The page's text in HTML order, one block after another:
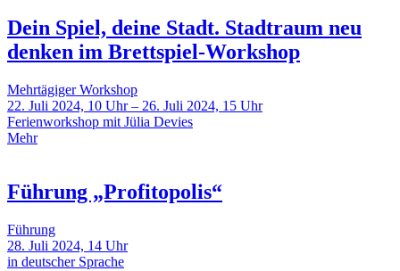
Dein Spiel, deine Stadt. Stadtraum neu
denken im Brettspiel-Workshop
Mehrtägiger Workshop
22. Juli 2024, 10 Uhr – 26. Juli 2024, 15 Uhr
Ferienworkshop mit Jülia Devies
Mehr
Führung „Profitopolis“
Führung
28. Juli 2024, 14 Uhr
in deutscher Sprache